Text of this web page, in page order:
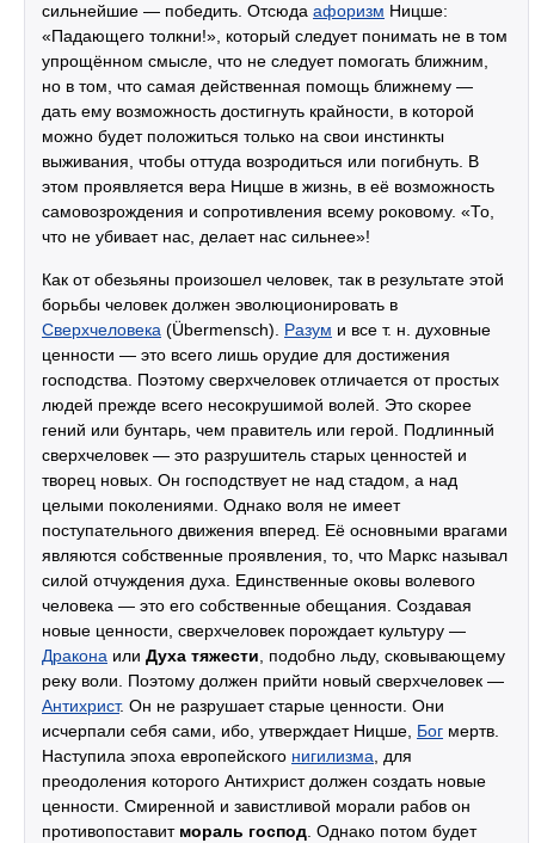
сильнейшие — победить. Отсюда афоризм Ницше:
«Падающего толкни!», который следует понимать не в том
упрощённом смысле, что не следует помогать ближним,
но в том, что самая действенная помощь ближнему —
дать ему возможность достигнуть крайности, в которой
можно будет положиться только на свои инстинкты
выживания, чтобы оттуда возродиться или погибнуть. В
этом проявляется вера Ницше в жизнь, в её возможность
самовозрождения и сопротивления всему роковому. «То,
что не убивает нас, делает нас сильнее»!
Как от обезьяны произошел человек, так в результате этой
борьбы человек должен эволюционировать в
Сверхчеловека (Übermensch). Разум и все т. н. духовные
ценности — это всего лишь орудие для достижения
господства. Поэтому сверхчеловек отличается от простых
людей прежде всего несокрушимой волей. Это скорее
гений или бунтарь, чем правитель или герой. Подлинный
сверхчеловек — это разрушитель старых ценностей и
творец новых. Он господствует не над стадом, а над
целыми поколениями. Однако воля не имеет
поступательного движения вперед. Её основными врагами
являются собственные проявления, то, что Маркс называл
силой отчуждения духа. Единственные оковы волевого
человека — это его собственные обещания. Создавая
новые ценности, сверхчеловек порождает культуру —
Дракона или Духа тяжести, подобно льду, сковывающему
реку воли. Поэтому должен прийти новый сверхчеловек —
Антихрист. Он не разрушает старые ценности. Они
исчерпали себя сами, ибо, утверждает Ницше, Бог мертв.
Наступила эпоха европейского нигилизма, для
преодоления которого Антихрист должен создать новые
ценности. Смиренной и завистливой морали рабов он
противопоставит мораль господ. Однако потом будет